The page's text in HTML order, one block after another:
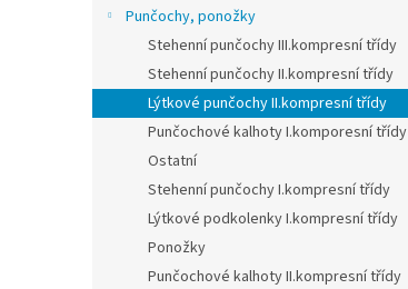
l
Punčochy, ponožky
Stehenní punčochy III.kompresní třídy
Stehenní punčochy II.kompresní třídy
Lýtkové punčochy II.kompresní třídy
Punčochové kalhoty I.komporesní třídy
Ostatní
Stehenní punčochy I.kompresní třídy
Lýtkové podkolenky I.kompresní třídy
Ponožky
Punčochové kalhoty II.kompresní třídy